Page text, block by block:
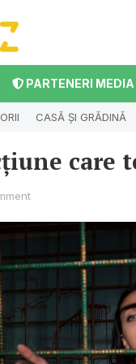
PARTENERI MEDIA
CASĂ ȘI GRĂDINĂ
care